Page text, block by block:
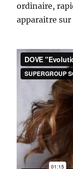
ordinaire,
apparaitre